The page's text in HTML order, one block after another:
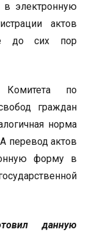
в электронную
актов
до сих пор
Комитета по
граждан
норма
перевод актов
форму в
данную